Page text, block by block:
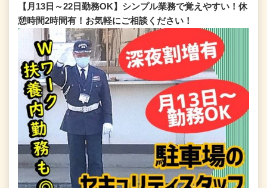
【月13日～22日勤務OK】シンプル業務で覚えやすい！休
憩時間2時間有！お気軽にご相談ください！